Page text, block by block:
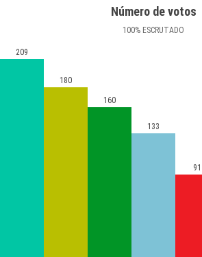
Número de votos
100% ESCRUTADO
209
180
160
133
91